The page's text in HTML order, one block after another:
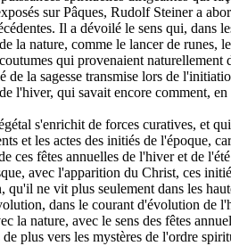
sur Pâques, Rudolf Steiner a
Il a dévoilé le sens qui, dans
la nature, comme le lancer de runes,
qui provenaient
de la sagesse transmise lors de
l'hiver, qui savait encore comment,
s'enrichit de forces curatives, et
et les actes des initiés de l'époque,
ces fêtes annuelles de l'hiver et de
avec l'apparition du Christ, ces
qu'il ne vit plus seulement dans les
dans le courant d'évolution de
la nature, avec le sens des fêtes
de plus vers les mystères de l'ordre